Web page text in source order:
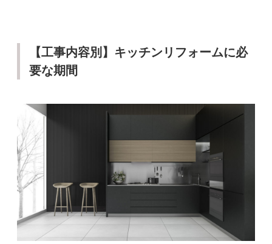
【工事内容別】キッチンリフォームに必
要な期間